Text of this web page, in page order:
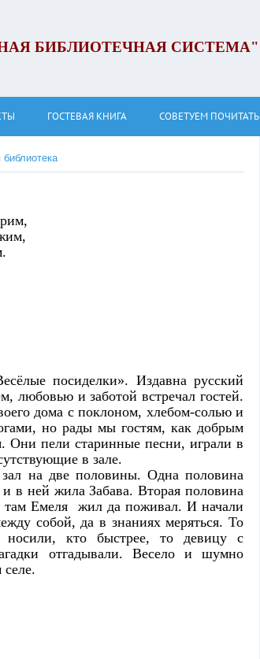
БИБЛИОТЕЧНАЯ СИСТЕМА"
ГОСТЕВАЯ КНИГА СОВЕТУЕМ ПОЧИТАТЬ
посиделки». Издавна русский
любовью и заботой встречал гостей.
дома с поклоном, хлебом-солью и
но рады мы гостям, как добрым
Они пели старинные песни, играли в
в зале.
на две половины. Одна половина
в ней жила Забава. Вторая половина
там Емеля жил да поживал. И начали
собой, да в знаниях меряться. То
кто быстрее, то девицу с
отгадывали. Весело и шумно